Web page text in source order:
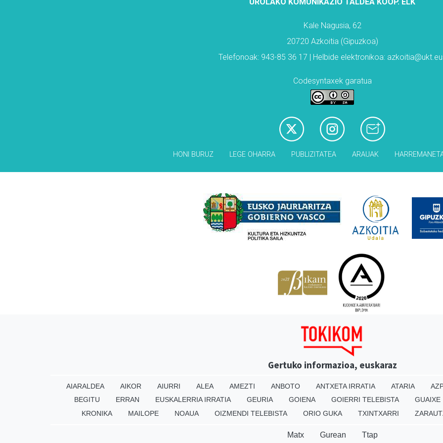
Kale Nagusia, 62
20720 Azkoitia (Gipuzkoa)
Telefonoak: 943-85 36 17 | Helbide elektronikoa:
Codesyntaxek garatua
HONI BURUZ LEGE OHARRA PUBLIZITATEA ARAUAK
Gertuko informazioa, euskaraz
AIARALDEA AIKOR AIURRI ALEA AMEZTI ANBOTO ANTXETA IRRATIA ATARIA
BEGITU
ERRAN EUSKALERRIA IRRATIA GEURIA GOIENA GOIERRI TELEBISTA GUAIXE
KRONIKA
MAILOPE NOAUA OIZMENDI TELEBISTA ORIO GUKA TXINTXARRI
Matx Gurean Ttap